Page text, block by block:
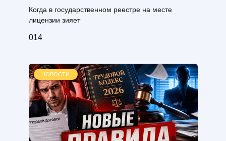
Когда в государственном реестре на месте
лицензии зияет
014
НОВОСТИ